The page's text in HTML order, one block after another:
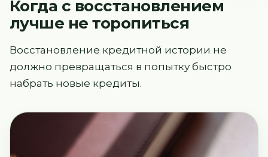
Когда с восстановлением
лучше не торопиться
Восстановление кредитной истории не
должно превращаться в попытку быстро
набрать новые кредиты.